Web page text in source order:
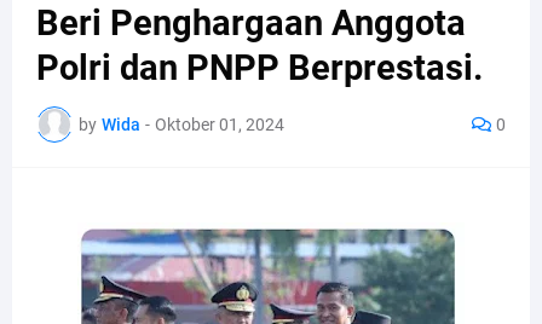
Beri Penghargaan Anggota
Polri dan PNPP Berprestasi.
by Wida - Oktober 01, 2024 0